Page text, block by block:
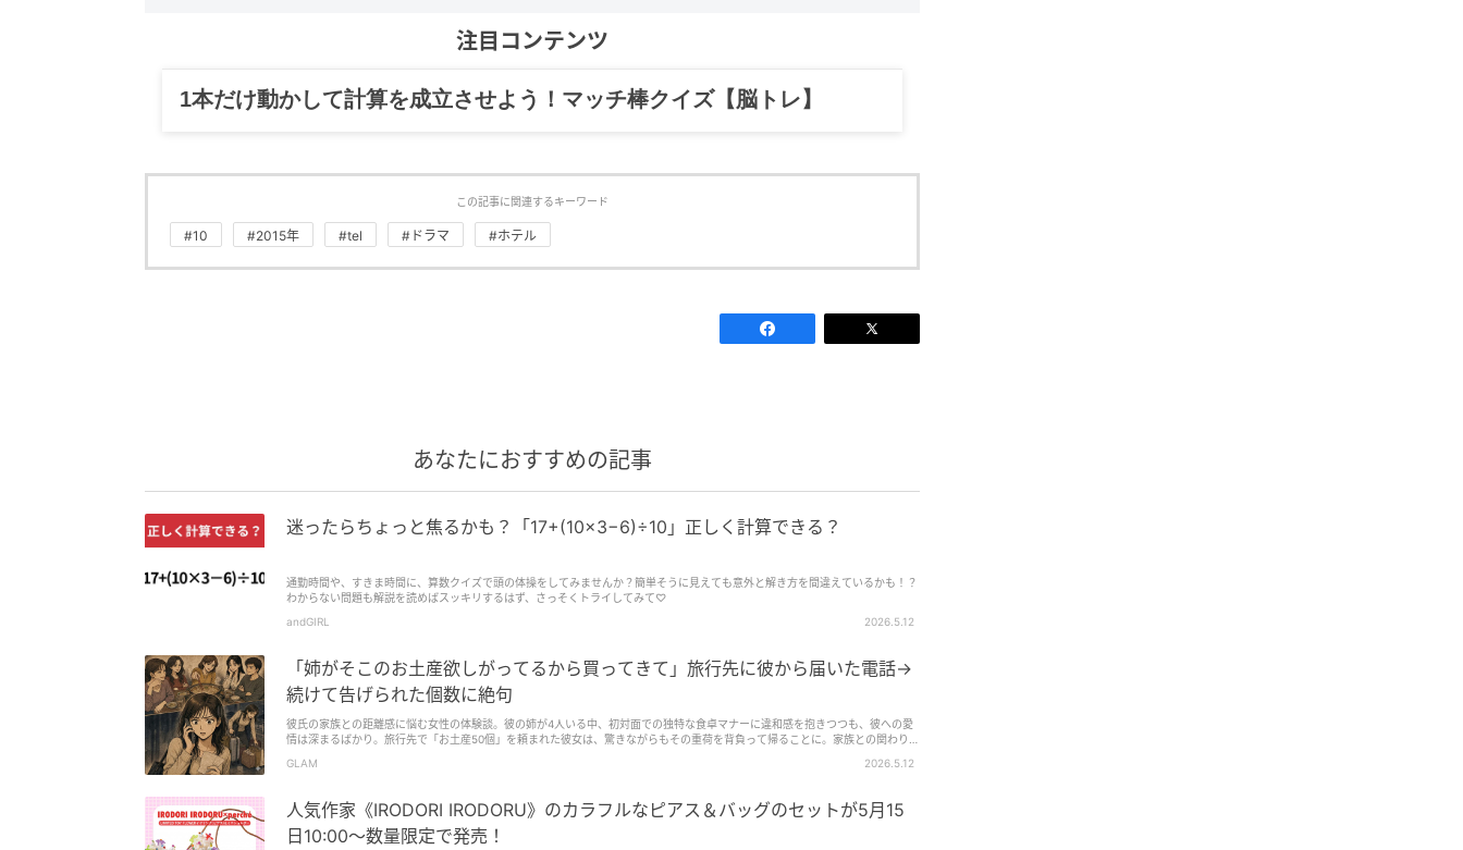
注目コンテンツ
グルメ、ギャグ、子育て、旅行記……全部、読めます。
この記事に関連するキーワード
#10 #2015年 #tel #ドラマ #ホテル
あなたにおすすめの記事
迷ったらちょっと焦るかも？「17+(10×3−6)÷10」正しく計算できる？
通勤時間や、すきま時間に、算数クイズで頭の体操をしてみませんか？簡単そうに見えても意外と解き方を間違えているかも！？
わからない問題も解説を読めばスッキリするはず、さっそくトライしてみて♡
andGIRL
2026.5.12
「姉がそこのお土産欲しがってるから買ってきて」旅行先に彼から届いた電話→
続けて告げられた個数に絶句
彼氏の家族との距離感に悩む女性の体験談。彼の姉が4人いる中、初対面での独特な食卓マナーに違和感を抱きつつも、彼への愛
情は深まるばかり。旅行先で「お土産50個」を頼まれた彼女は、驚きながらもその重荷を背負って帰ることに。家族との関わり方
GLAM 2026.5.12
人気作家《IRODORI IRODORU》のカラフルなピアス＆バッグのセットが5月15
日10:00〜数量限定で発売！